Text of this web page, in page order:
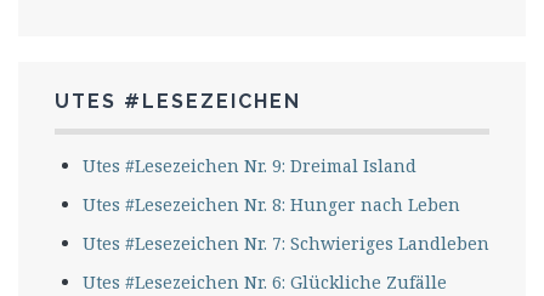
UTES #LESEZEICHEN
Utes #Lesezeichen Nr. 9: Dreimal Island
Utes #Lesezeichen Nr. 8: Hunger nach Leben
Utes #Lesezeichen Nr. 7: Schwieriges Landleben
Utes #Lesezeichen Nr. 6: Glückliche Zufälle